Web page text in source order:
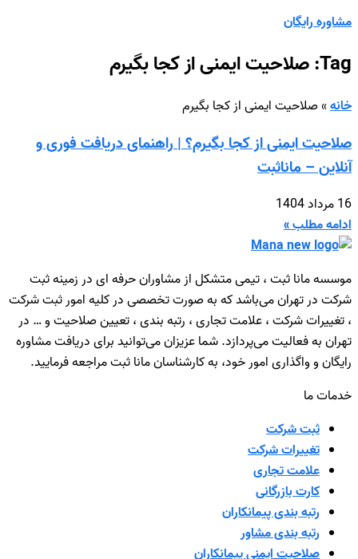
مشاوره رایگان
Tag: صلاحیت ایمنی از کجا بگیرم
خانه»صلاحیت ایمنی از کجا بگیرم
صلاحیت ایمنی از کجا بگیرم؟ | راهنمای دریافت فوری و
آنلاین – مانا‌ثبت
16 مرداد 1404
ادامه مطلب »
موسسه مانا ثبت ، تیمی متشکل از مشاوران حرفه ای در زمینه ثبت
شرکت در تهران می‌باشد که به صورت تخصصی در کلیه امور ثبت شرکت
، تغییرات شرکت ، علامت تجاری ، رتبه بندی ، تعیین صلاحیت و … در
تهران به فعالیت می‌پردازد. شما عزیزان می‌توانید برای دریافت مشاوره
رایگان و واگذاری امور خود، به کارشناسان مانا ثبت مراجعه فرمایید.
خدمات ما
ثبت شرکت
تغییرات شرکت
علامت تجاری
کارت بازرگانی
رتبه بندی پیمانکاران
رتبه بندی مشاور
صلاحیت ایمنی پیمانکاران